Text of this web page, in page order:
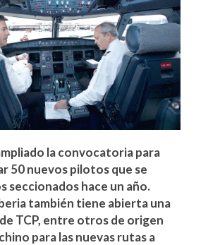
la convocatoria para
50 nuevos pilotos que se
seccionados hace un año.
también tiene abierta una
TCP, entre otros de origen
para las nuevas rutas a